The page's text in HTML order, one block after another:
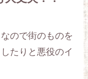
ので街のものを
たりと悪役のイ